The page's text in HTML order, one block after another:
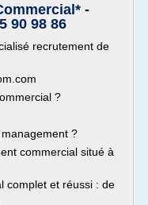
-
90 98 86
recrutement de
?
?
commercial situé à
complet et réussi : de